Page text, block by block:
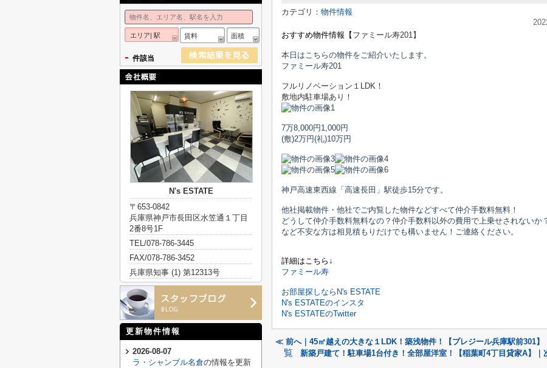
カテゴリ： 物件情報
おすすめ物件情報【 ファミール寿201】
本日はこちらの物件をご紹介いたします。
ファミール寿201
フルリノベーション１LDK！
敷地内駐車場あり！
7万8,000円 1,000円
(敷)2万円(礼)10万円
神戸高速東西線「高速長田」駅徒歩15分です。
他社掲載物件・他社でご内覧した物件などすべて仲介手数料無料！
どうして仲介手数料無料なの？仲介手数料以外の費用で上乗せされないか
など不安な方は相見積もりだけでも構いません！ご連絡ください。
詳細はこちら↓
ファミール寿
お部屋探しならN's ESTATE
N's ESTATEのインスタ
N's ESTATEのTwitter
≪ 前へ｜45㎡越えの大きな１LDK！築浅物件！【プレジール兵庫駅前301】
覧
新築戸建て！駐車場1台付き！全部屋洋室！【稲葉町4丁目貸家A】
エリア| 駅 賃料 面積
- 件該当
N's ESTATE
〒653-0842
兵庫県神戸市長田区水笠通１丁目
2番8号1F
TEL/078-786-3445
FAX/078-786-3452
兵庫県知事 (1) 第12313号
更新物件情報
2026-08-07
ラ・シャンブル名倉の情報を更新